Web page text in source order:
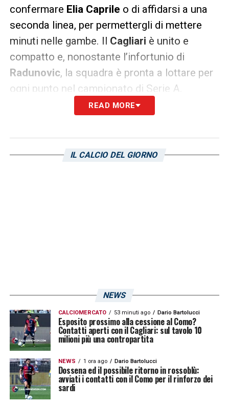
confermare Elia Caprile o di affidarsi a una
seconda linea, per permettergli di mettere
minuti nelle gambe. Il Cagliari è unito e
compatto e, nonostante l’infortunio di
Radunovic, la squadra è pronta a lottare per
ogni punto nel campionato di Serie A.
LE ULTIME NOTIZIE SUL CAGLIARI
READ MORE
IL CALCIO DEL GIORNO
NEWS
CALCIOMERCATO 53 minuti ago Dario Bartolucci
Esposito prossimo alla cessione al Como?
Contatti aperti con il Cagliari: sul tavolo 10
milioni più una contropartita
NEWS 1 ora ago Dario Bartolucci
Dossena ed il possibile ritorno in rossoblù:
avviati i contatti con il Como per il rinforzo dei
sardi